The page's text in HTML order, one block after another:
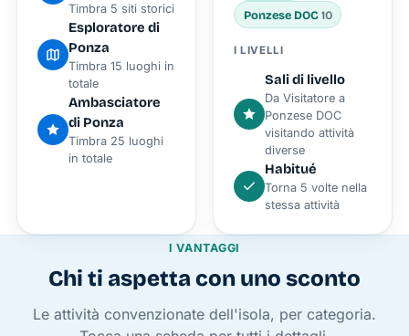
Timbra 5 siti storici
Esploratore di
Ponza
Timbra 15 luoghi in
totale
Ambasciatore
di Ponza
Timbra 25 luoghi
in totale
Ponzese DOC 10
I LIVELLI
Sali di livello
Da Visitatore a
Ponzese DOC
visitando attività
diverse
Habitué
Torna 5 volte nella
stessa attività
I VANTAGGI
Chi ti aspetta con uno sconto
Le attività convenzionate dell'isola, per categoria.